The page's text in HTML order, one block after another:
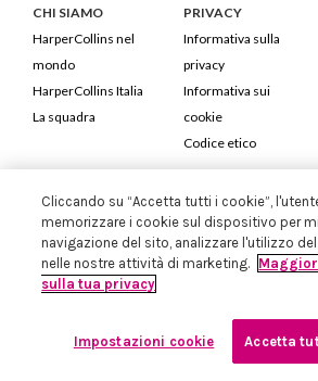
CHI SIAMO
HarperCollins nel
mondo
HarperCollins Italia
La squadra
PRIVACY
Informativa sulla
privacy
Informativa sui
cookie
Codice etico
HarperCollins Italia S.p.A. Viale Monte
Cod. Fiscale e P.IVA 05946780151 -
Iscritta in Milano al Registro delle imprese
Cliccando su “Accetta tutti i cookie”,
memorizzare i cookie sul dispositivo per
navigazione del sito, analizzare l'utilizzo
nelle nostre attività di marketing.
sulla tua privacy
Impostazioni cookie Accetta